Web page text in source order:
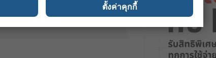
ตั้งค่าคุกกี้